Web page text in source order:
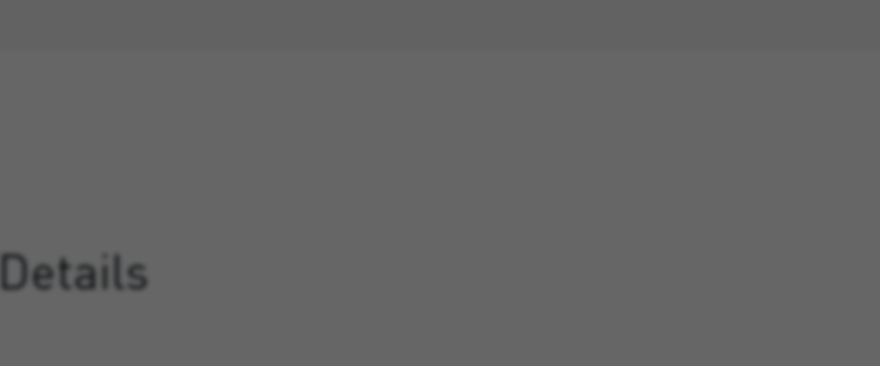
Details